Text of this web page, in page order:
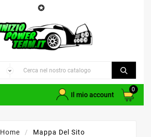

Il mio account
0
Home Mappa Del Sito